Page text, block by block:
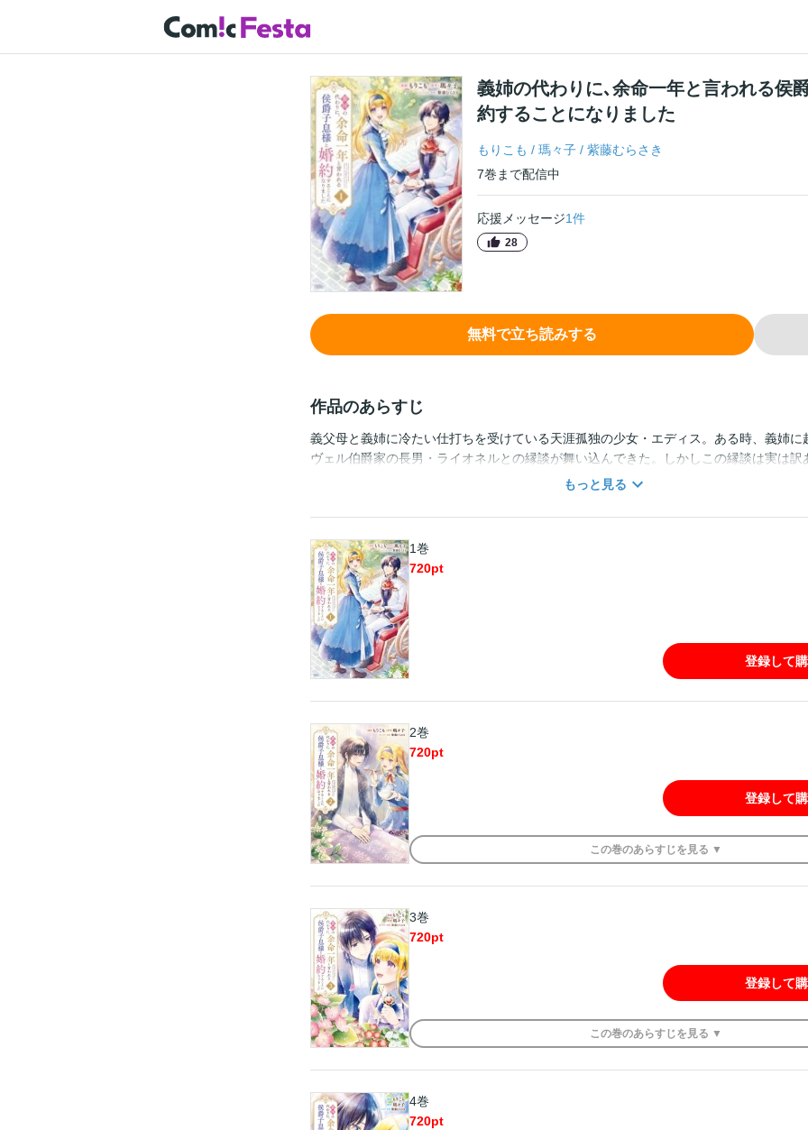
義姉の代わりに､余命一年と言われる侯
約することになりました
もりこも / 瑪々子 / 紫藤むらさき
7巻 まで配信中
応援メッセージ1件
28
無料で立ち読みする
作品のあらすじ
義父母と義姉に冷たい仕打ちを受けている天涯孤独の少女・エディス。ある時、義姉に
ヴェル伯爵家の長男・ライオネルとの縁談が舞い込んできた。しかしこの縁談は実は
エディスが義姉の代わりに婚約することになった。「ごめんね、こんな僕と婚約だなん
ろう」年間第１位（2023年7月27日時点）の異世界恋愛譚をコミカライズ！ ※「小説
式会社ヒナプロジェクトの登録商標です。
もっと見る
1巻
720pt
登録して
2巻
720pt
登録して
この巻のあらすじを 見る ▼
3巻
720pt
登録して
この巻のあらすじを 見る ▼
4巻
720pt